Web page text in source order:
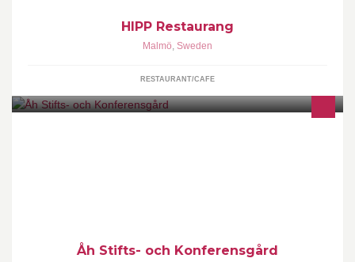
HIPP Restaurang
Malmö, Sweden
RESTAURANT/CAFE
Åh Stifts- och Konferensgård